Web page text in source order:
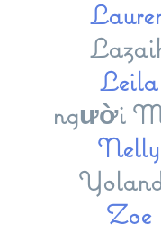
Leila
người
Nelly
Zoe